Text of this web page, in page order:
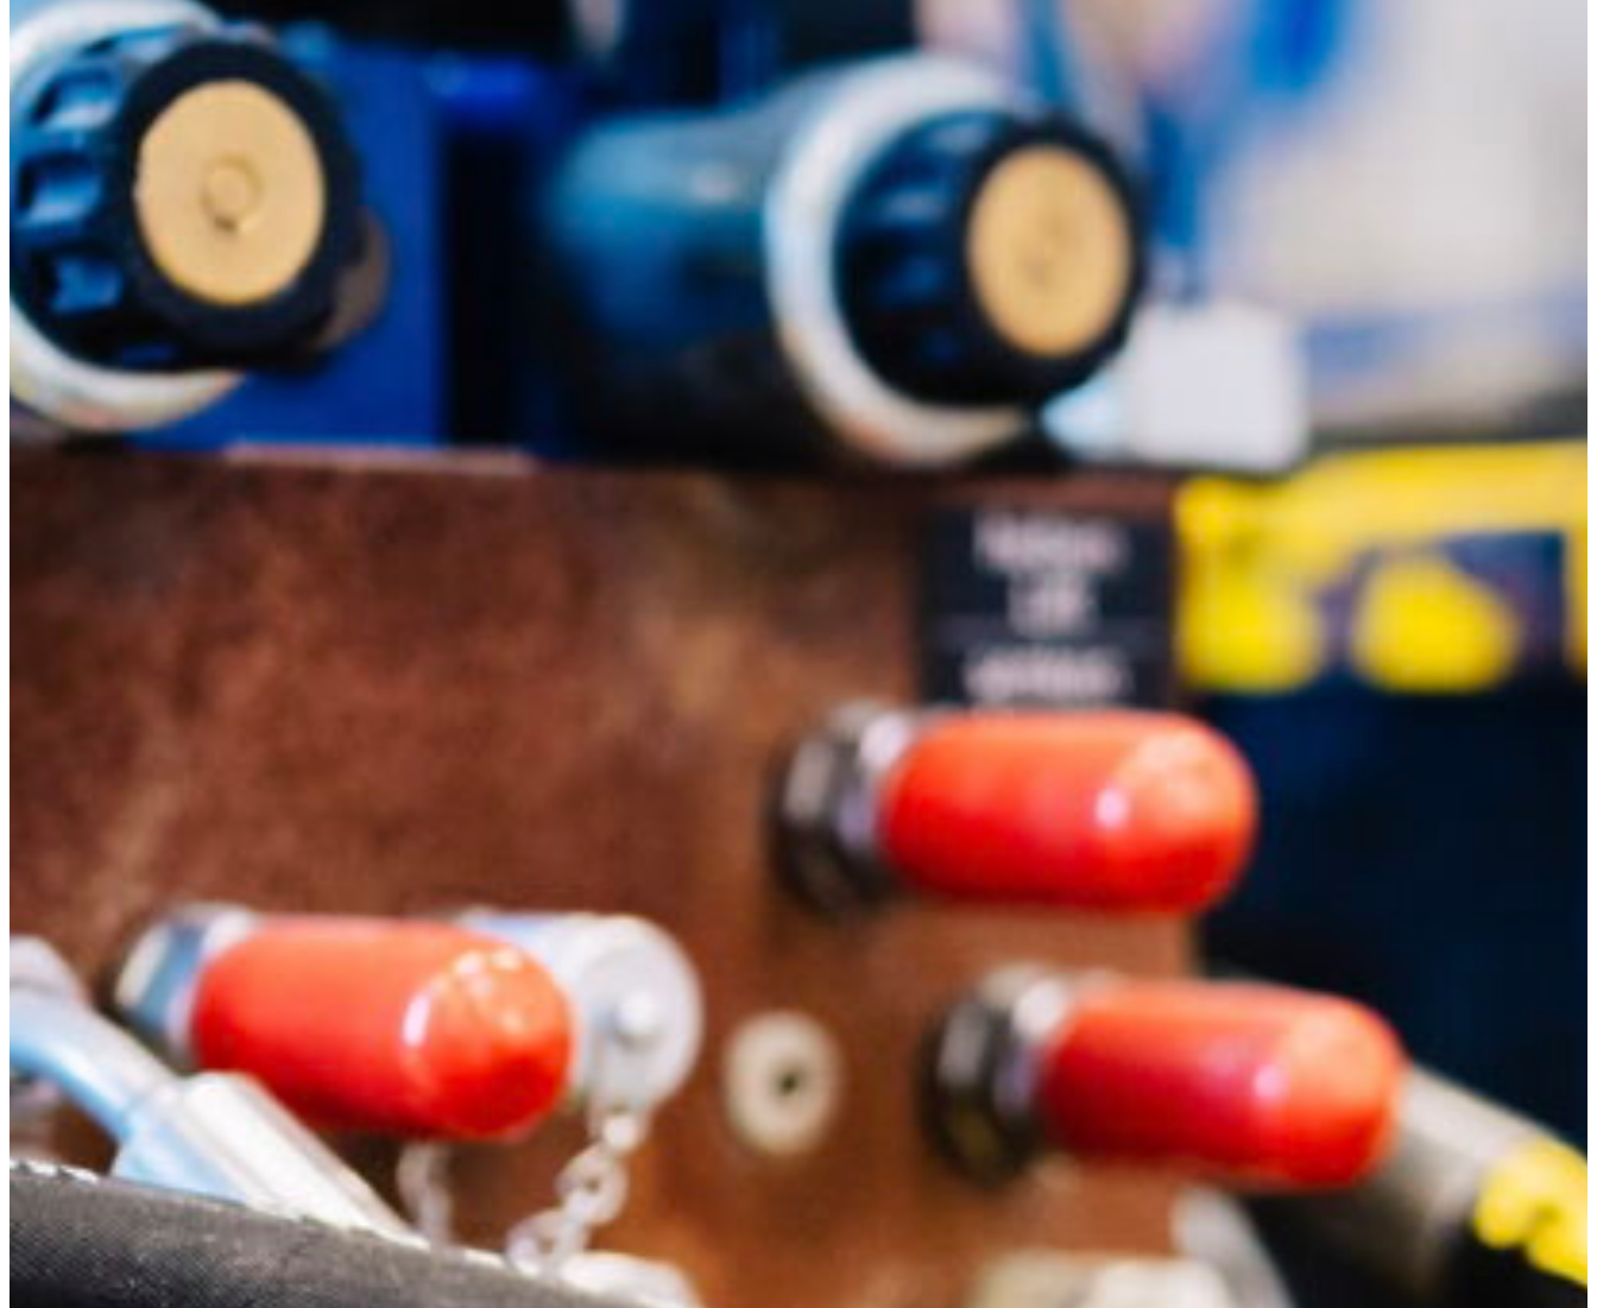
South America
Austria
Bosnia and Herzegovina
Bulgaria
Estonia
France
Germany
Hungary
Lithuania
Luxembourg
Netherlands
Portugal
Romania
Serbia
Slovakia
Slovenia
Spain
Ukraine
United Kingdom